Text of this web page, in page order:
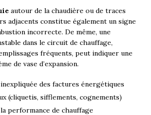
autour de la chaudière ou de traces
adjacents constitue également un signe
incorrecte. De même, une
dans le circuit de chauffage,
fréquents, peut indiquer une
de vase d’expansion.
des factures énergétiques
(cliquetis, sifflements, cognements)
performance de chauffage